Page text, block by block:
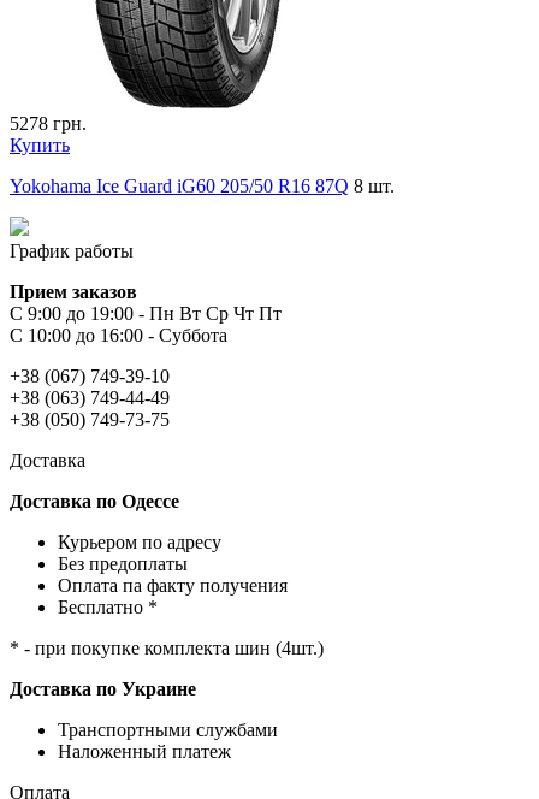
5278 грн.
Купить
Yokohama Ice Guard iG60 205/50 R16 87Q 8 шт.
График работы
Прием заказов
С 9:00 до 19:00 - Пн Вт Ср Чт Пт
С 10:00 до 16:00 - Суббота
+38 (067) 749-39-10
+38 (063) 749-44-49
+38 (050) 749-73-75
Доставка
Доставка по Одессе
Курьером по адресу
Без предоплаты
Оплата па факту получения
Бесплатно *
* - при покупке комплекта шин (4шт.)
Доставка по Украине
Транспортными службами
Наложенный платеж
Оплата